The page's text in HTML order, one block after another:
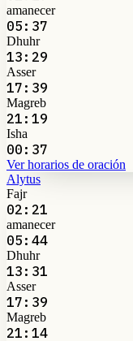
amanecer
05:37
Dhuhr
13:29
Asser
17:39
Magreb
21:19
Isha
00:37
Ver horarios de oración
Alytus
Fajr
02:21
amanecer
05:44
Dhuhr
13:31
Asser
17:39
Magreb
21:14